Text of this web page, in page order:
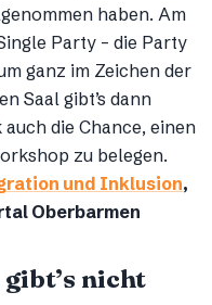
haben. Am
Party – die Party
ganz im Zeichen der
Saal gibt’s dann
die Chance, einen
zu belegen.
und Inklusion,
Oberbarmen
nicht